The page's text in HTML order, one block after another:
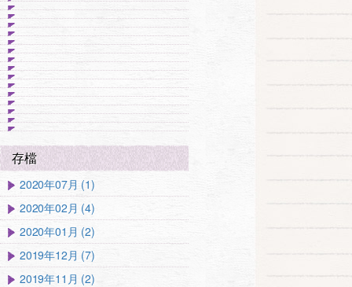
存檔
2020年07月 (1)
2020年02月 (4)
2020年01月 (2)
2019年12月 (7)
2019年11月 (2)